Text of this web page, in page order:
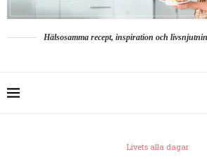
Hälsosamma recept, inspiration och
Livets alla dagar